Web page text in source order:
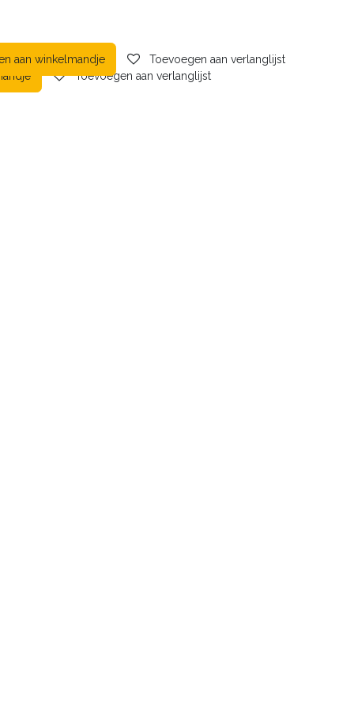
Toevoegen aan verlanglijst
aan winkelmandje Toevoegen aan verlanglijst